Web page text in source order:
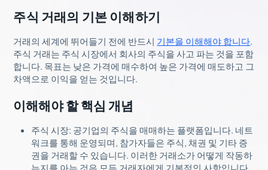
주식 거래의 기본 이해하기
거래의 세계에 뛰어들기 전에 반드시 기본을 이해해야 합니다.
주식 거래는 주식 시장에서 회사의 주식을 사고 파는 것을 포함
합니다. 목표는 낮은 가격에 매수하여 높은 가격에 매도하고 그
차액으로 이익을 얻는 것입니다.
이해해야 할 핵심 개념
주식 시장: 공기업의 주식을 매매하는 플랫폼입니다. 네트
워크를 통해 운영되며, 참가자들은 주식, 채권 및 기타 증
권을 거래할 수 있습니다. 이러한 거래소가 어떻게 작동하
는지를 아는 것은 모든 거래자에게 기본적인 사항입니다.